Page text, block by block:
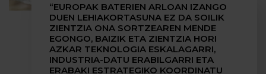
“EUROPAK BATERIEN ARLOAN IZANGO
DUEN LEHIAKORTASUNA EZ DA SOILIK
ZIENTZIA ONA SORTZEAREN MENDE
EGONGO, BAIZIK ETA ZIENTZIA HORI
AZKAR TEKNOLOGIA ESKALAGARRI,
INDUSTRIA-DATU ERABILGARRI ETA
ERABAKI ESTRATEGIKO KOORDINATU